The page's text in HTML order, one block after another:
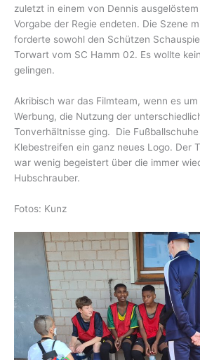
zuletzt in einem von Dennis
Vorgabe der Regie endeten. Die Szene
forderte sowohl den Schützen
Torwart vom SC Hamm 02. Es wollte
gelingen.
Akribisch war das Filmteam, wenn es
Werbung, die Nutzung der
Tonverhältnisse ging. Die
Klebestreifen ein ganz neues Logo. Der
war wenig begeistert über die immer
Hubschrauber.
Fotos: Kunz